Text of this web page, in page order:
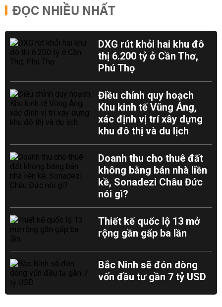
ĐỌC NHIỀU NHẤT
DXG rút khỏi hai khu đô
thị 6.200 tỷ ở Cần Thơ,
Phú Thọ
Điều chỉnh quy hoạch
Khu kinh tế Vũng Áng,
xác định vị trí xây dựng
khu đô thị và du lịch
Doanh thu cho thuê đất
không bằng bán nhà liền
kề, Sonadezi Châu Đức
nói gì?
Thiết kế quốc lộ 13 mở
rộng gần gấp ba lần
Bắc Ninh sẽ đón dòng
vốn đầu tư gần 7 tỷ USD